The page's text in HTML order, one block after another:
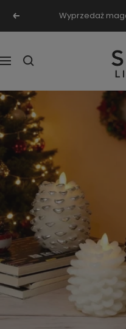
Poprzednie Wyprzedaż
Nawigacja
SMD